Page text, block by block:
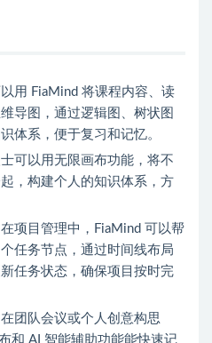
以用 FiaMind 将课程内容、读
导图，通过逻辑图、树状图
体系，便于复习和记忆。
士可以用无限画布功能，将不
，构建个人的知识体系，方
在项目管理中，FiaMind 可以帮
任务节点，通过时间线布局
任务状态，确保项目按时完
在团队会议或个人创意构思
和 AI 智能辅助功能能快速记